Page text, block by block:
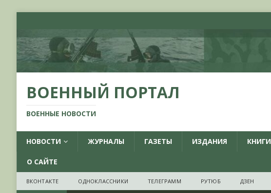
ВОЕННЫЙ ПОРТАЛ
ВОЕННЫЕ НОВОСТИ
НОВОСТИ ЖУРНАЛЫ ГАЗЕТЫ ИЗДАНИЯ КНИГИ
О САЙТЕ
ВКОНТАКТЕ ОДНОКЛАССНИКИ ТЕЛЕГРАММ РУТЮБ ДЗЕН